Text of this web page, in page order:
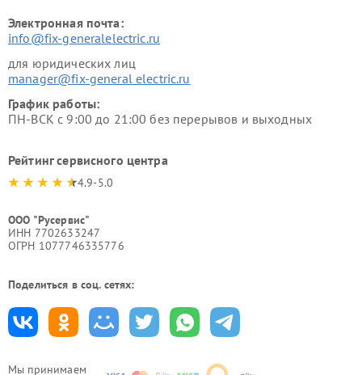
Мы принимаем
Электронная почта:
info@fix-generalelectric.ru
для юридических лиц
manager@fix-general electric.ru
График работы:
ПН-ВСК с 9:00 до 21:00 без перерывов и выходных
Рейтинг сервисного центра
4.9-5.0
ООО "Русервис"
ИНН 7702633247
ОГРН 1077746335776
Поделиться в соц. сетях: